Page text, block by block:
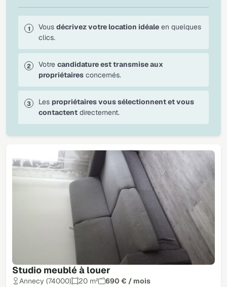
Studio meublé à louer
Annecy (74000) 20 m² 690 € / mois
Vous décrivez votre location idéale en quelques
clics.
Votre candidature est transmise aux
propriétaires concernés.
Les propriétaires vous sélectionnent et vous
contactent directement.